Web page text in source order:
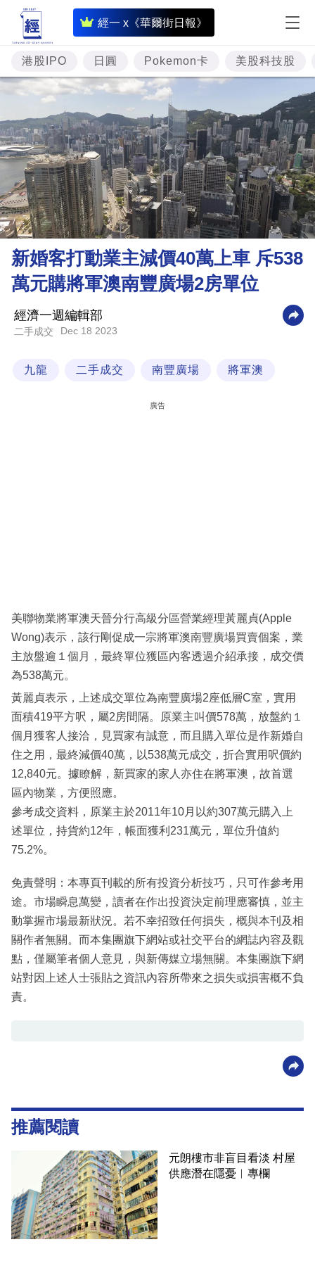
經一 x《華爾街日報》
即
時
財
經
題
投
資
樓
市
理
財
商
業
科
區
港股IPO 日圓 Pokemon卡 美股科技股
新婚客打動業主減價40萬上車 斥538
萬元購將軍澳南豐廣場2房單位
經濟一週編輯部
二手成交 Dec 18 2023
九龍 二手成交 南豐廣場 將軍澳
廣告
美聯物業將軍澳天晉分行高級分區營業經理黃麗貞(Apple
Wong)表示，該行剛促成一宗將軍澳南豐廣場買賣個案，業
主放盤逾１個月，最終單位獲區內客透過介紹承接，成交價
為538萬元。
黃麗貞表示，上述成交單位為南豐廣場2座低層C室，實用
面積419平方呎，屬2房間隔。原業主叫價578萬，放盤約１
個月獲客人接洽，見買家有誠意，而且購入單位是作新婚自
住之用，最終減價40萬，以538萬元成交，折合實用呎價約
12,840元。據瞭解，新買家的家人亦住在將軍澳，故首選
區內物業，方便照應。
參考成交資料，原業主於2011年10月以約307萬元購入上
述單位，持貨約12年，帳面獲利231萬元，單位升值約
75.2%。
免責聲明：本專頁刊載的所有投資分析技巧，只可作參考用
途。市場瞬息萬變，讀者在作出投資決定前理應審慎，並主
動掌握市場最新狀況。若不幸招致任何損失，概與本刊及相
關作者無關。而本集團旗下網站或社交平台的網誌內容及觀
點，僅屬筆者個人意見，與新傳媒立場無關。本集團旗下網
站對因上述人士張貼之資訊內容所帶來之損失或損害概不負
責。
推薦閱讀
元朗樓市非盲目看淡 村屋
供應潛在隱憂︳專欄